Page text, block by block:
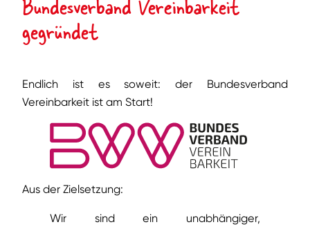
Bundesverband Vereinbarkeit
gegründet
Endlich ist es soweit: der Bundesverband
Vereinbarkeit ist am Start!
Aus der Zielsetzung:
Wir sind ein unabhängiger,